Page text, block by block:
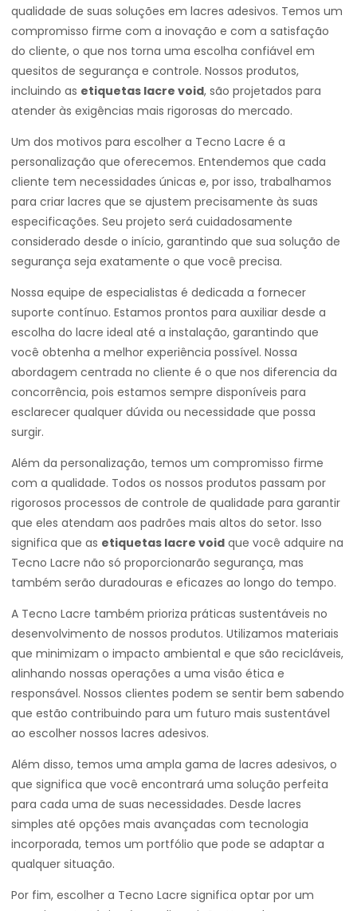
qualidade de suas soluções em lacres adesivos. Temos um
compromisso firme com a inovação e com a satisfação
do cliente, o que nos torna uma escolha confiável em
quesitos de segurança e controle. Nossos produtos,
incluindo as etiquetas lacre void, são projetados para
atender às exigências mais rigorosas do mercado.
Um dos motivos para escolher a Tecno Lacre é a
personalização que oferecemos. Entendemos que cada
cliente tem necessidades únicas e, por isso, trabalhamos
para criar lacres que se ajustem precisamente às suas
especificações. Seu projeto será cuidadosamente
considerado desde o início, garantindo que sua solução de
segurança seja exatamente o que você precisa.
Nossa equipe de especialistas é dedicada a fornecer
suporte contínuo. Estamos prontos para auxiliar desde a
escolha do lacre ideal até a instalação, garantindo que
você obtenha a melhor experiência possível. Nossa
abordagem centrada no cliente é o que nos diferencia da
concorrência, pois estamos sempre disponíveis para
esclarecer qualquer dúvida ou necessidade que possa
surgir.
Além da personalização, temos um compromisso firme
com a qualidade. Todos os nossos produtos passam por
rigorosos processos de controle de qualidade para garantir
que eles atendam aos padrões mais altos do setor. Isso
significa que as etiquetas lacre void que você adquire na
Tecno Lacre não só proporcionarão segurança, mas
também serão duradouras e eficazes ao longo do tempo.
A Tecno Lacre também prioriza práticas sustentáveis no
desenvolvimento de nossos produtos. Utilizamos materiais
que minimizam o impacto ambiental e que são recicláveis,
alinhando nossas operações a uma visão ética e
responsável. Nossos clientes podem se sentir bem sabendo
que estão contribuindo para um futuro mais sustentável
ao escolher nossos lacres adesivos.
Além disso, temos uma ampla gama de lacres adesivos, o
que significa que você encontrará uma solução perfeita
para cada uma de suas necessidades. Desde lacres
simples até opções mais avançadas com tecnologia
incorporada, temos um portfólio que pode se adaptar a
qualquer situação.
Por fim, escolher a Tecno Lacre significa optar por um